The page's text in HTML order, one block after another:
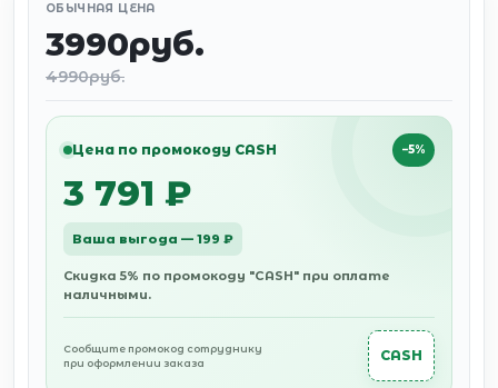
ОБЫЧНАЯ ЦЕНА
3990руб.
4990руб.
Цена по промокоду CASH −5%
3 791 ₽
Ваша выгода — 199 ₽
Скидка 5% по промокоду "CASH" при оплате
наличными.
Сообщите промокод сотруднику
при оформлении заказа
CASH